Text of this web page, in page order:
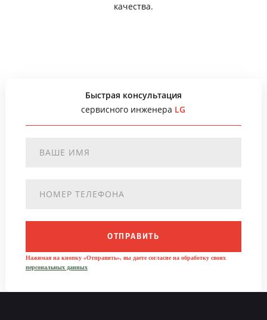
качества.
Быстрая консультация
сервисного инженера LG
ОТПРАВИТЬ
Нажимая на кнопку «Отправить», вы даете согласие на обработку своих
персональных данных